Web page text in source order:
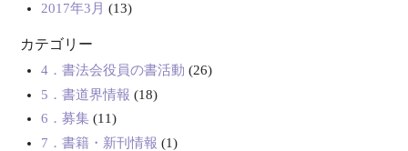
2017年3月 (13)
カテゴリー
4．書法会役員の書活動 (26)
5．書道界情報 (18)
6．募集(11)
7．書籍・新刊情報 (1)